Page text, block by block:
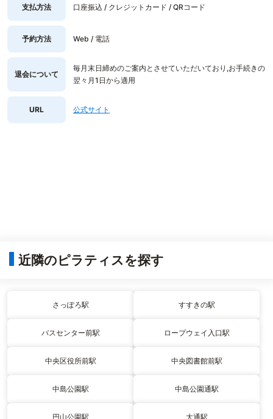
支払方法 口座振込 / クレジットカード / QRコード
予約方法 Web / 電話
退会について
毎月末日締めのご案内とさせていただいており,お手続きの
翌々月1日から適用
URL 公式サイト
近隣のピラティスを探す
さっぽろ駅 すすきの駅
バスセンター前駅 ロープウェイ入口駅
中央区役所前駅 中央図書館前駅
中島公園駅 中島公園通駅
円山公園駅 大通駅